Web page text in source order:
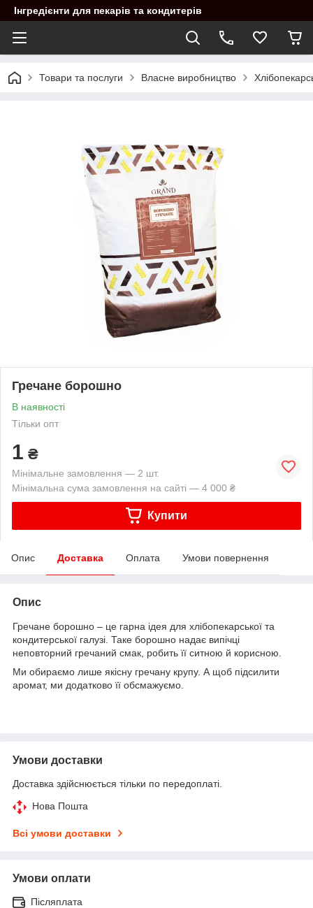
Інгредієнти для пекарів та кондитерів
Товари та послуги Власне виробництво
Гречане борошно
В наявності
Тільки опт
1 ₴
Мінімальне замовлення — 2 шт.
Мінімальна сума замовлення на сайті — 4 000 ₴
Купити
Опис Доставка Оплата Умови повернення
Опис
Гречане борошно – це гарна ідея для хлібопекарської та
кондитерської галузі. Таке борошно надає випічці
неповторний гречаний смак, робить її ситною й корисною.
Ми обираємо лише якісну гречану крупу. А щоб підсилити
аромат, ми додатково її обсмажуємо.
Умови доставки
Доставка здійснюється тільки по передоплаті.
Нова Пошта
Всі умови доставки
Умови оплати
Післяплата